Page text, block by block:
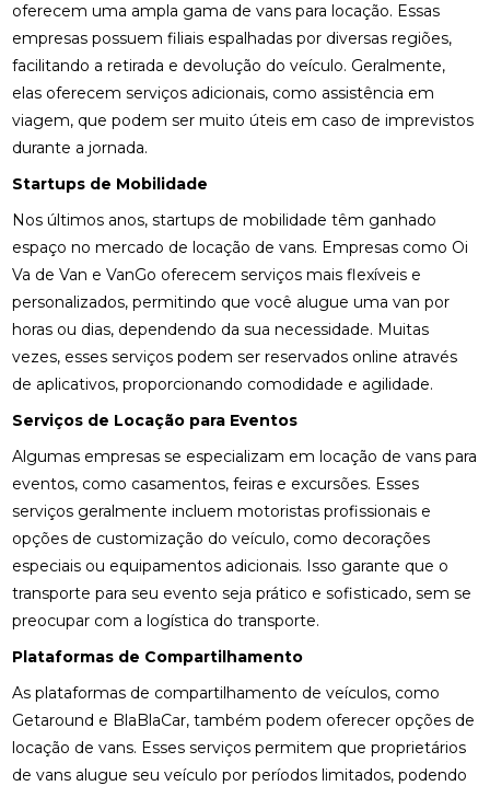
oferecem uma ampla gama de vans para locação. Essas
empresas possuem filiais espalhadas por diversas regiões,
facilitando a retirada e devolução do veículo. Geralmente,
elas oferecem serviços adicionais, como assistência em
viagem, que podem ser muito úteis em caso de imprevistos
durante a jornada.
Startups de Mobilidade
Nos últimos anos, startups de mobilidade têm ganhado
espaço no mercado de locação de vans. Empresas como Oi
Va de Van e VanGo oferecem serviços mais flexíveis e
personalizados, permitindo que você alugue uma van por
horas ou dias, dependendo da sua necessidade. Muitas
vezes, esses serviços podem ser reservados online através
de aplicativos, proporcionando comodidade e agilidade.
Serviços de Locação para Eventos
Algumas empresas se especializam em locação de vans para
eventos, como casamentos, feiras e excursões. Esses
serviços geralmente incluem motoristas profissionais e
opções de customização do veículo, como decorações
especiais ou equipamentos adicionais. Isso garante que o
transporte para seu evento seja prático e sofisticado, sem se
preocupar com a logística do transporte.
Plataformas de Compartilhamento
As plataformas de compartilhamento de veículos, como
Getaround e BlaBlaCar, também podem oferecer opções de
locação de vans. Esses serviços permitem que proprietários
de vans alugue seu veículo por períodos limitados, podendo